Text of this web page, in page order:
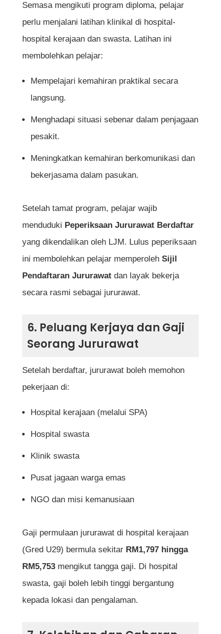
Semasa mengikuti program diploma, pelajar
perlu menjalani latihan klinikal di hospital-
hospital kerajaan dan swasta. Latihan ini
membolehkan pelajar:
Mempelajari kemahiran praktikal secara
langsung.
Menghadapi situasi sebenar dalam penjagaan
pesakit.
Meningkatkan kemahiran berkomunikasi dan
bekerjasama dalam pasukan.
Setelah tamat program, pelajar wajib
menduduki Peperiksaan Jururawat Berdaftar
yang dikendalikan oleh LJM. Lulus peperiksaan
ini membolehkan pelajar memperoleh Sijil
Pendaftaran Jururawatdan layak bekerja
secara rasmi sebagai jururawat.
6. Peluang Kerjaya dan Gaji
Seorang Jururawat
Setelah berdaftar, jururawat boleh memohon
pekerjaan di:
Hospital kerajaan (melalui SPA)
Hospital swasta
Klinik swasta
Pusat jagaan warga emas
NGO dan misi kemanusiaan
Gaji permulaan jururawat di hospital kerajaan
(Gred U29) bermula sekitar RM1,797 hingga
RM5,753mengikut tangga gaji. Di hospital
swasta, gaji boleh lebih tinggi bergantung
kepada lokasi dan pengalaman.